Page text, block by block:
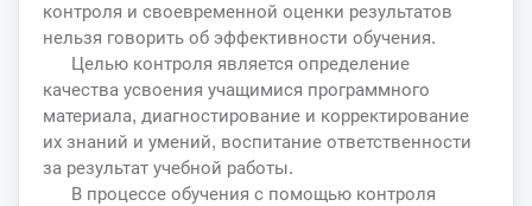
контроля и своевременной оценки результатов
нельзя говорить об эффективности обучения.
Целью контроля является определение
качества усвоения учащимися программного
материала, диагностирование и корректирование
их знаний и умений, воспитание ответственности
за результат учебной работы.
В процессе обучения с помощью контроля